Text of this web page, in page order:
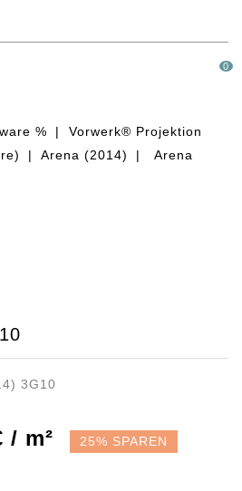
0
%
Vorwerk® Projektion
Arena (2014)
Arena
3G10
/ m² 25% SPAREN